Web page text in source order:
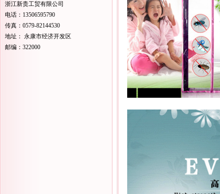
浙江新贵工贸有限公司
电话：13506595790
传真：0579-82144530
地址： 永康市经济开发区
邮编：322000